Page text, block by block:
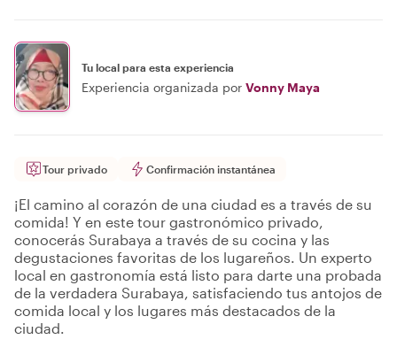
Tu local para esta experiencia
Experiencia organizada por Vonny Maya
Tour privado Confirmación instantánea
¡El camino al corazón de una ciudad es a través de su
comida! Y en este tour gastronómico privado,
conocerás Surabaya a través de su cocina y las
degustaciones favoritas de los lugareños. Un experto
local en gastronomía está listo para darte una probada
de la verdadera Surabaya, satisfaciendo tus antojos de
comida local y los lugares más destacados de la
ciudad.